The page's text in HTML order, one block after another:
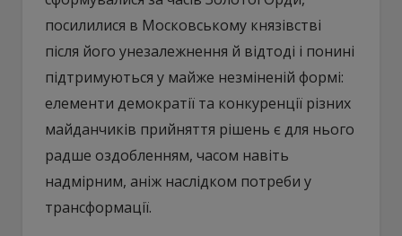
посилилися в Московському князівстві
після його унезалежнення й відтоді і понині
підтримуються у майже незміненій формі:
елементи демократії та конкуренції різних
майданчиків прийняття рішень є для нього
радше оздобленням, часом навіть
надмірним, аніж наслідком потреби у
трансформації.